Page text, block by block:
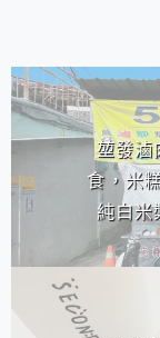
相連文章
堃發滷
食，米
純白米